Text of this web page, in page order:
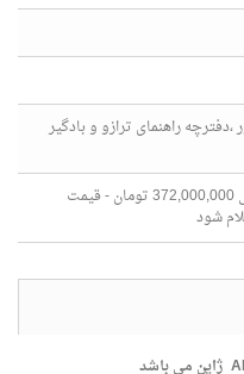
،دفترچه راهنمای ترازو و بادگیر
342.000,000 الی 372,000,000 تومان - قیمت
شود